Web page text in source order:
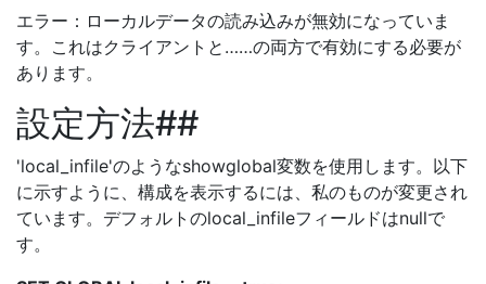
エラー：ローカルデータの読み込みが無効になっていま
す。これはクライアントと……の両方で有効にする必要が
あります。
設定方法##
'local_infile'のようなshowglobal変数を使用します。以下
に示すように、構成を表示するには、私のものが変更され
ています。デフォルトのlocal_infileフィールドはnullで
す。